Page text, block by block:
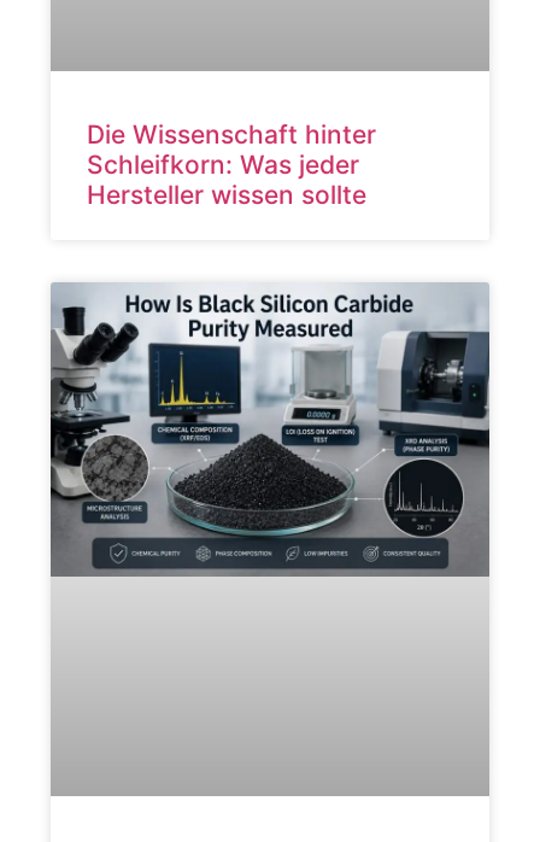
Die Wissenschaft hinter
Schleifkorn: Was jeder
Hersteller wissen sollte